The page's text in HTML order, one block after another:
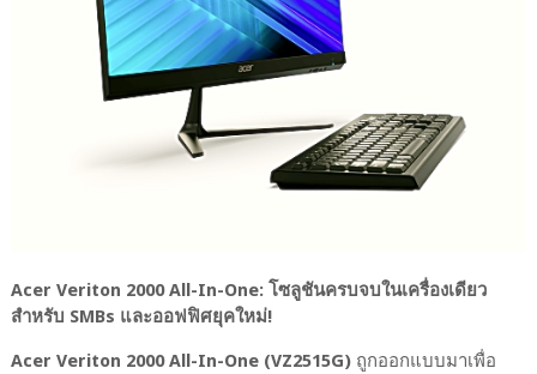
Acer Veriton 2000 All-In-One: โซลูชันครบจบในเครื่องเดียว
สำหรับ SMBs และออฟฟิศยุคใหม่!
Acer Veriton 2000 All-In-One (VZ2515G) ถูกออกแบบมาเพื่อ